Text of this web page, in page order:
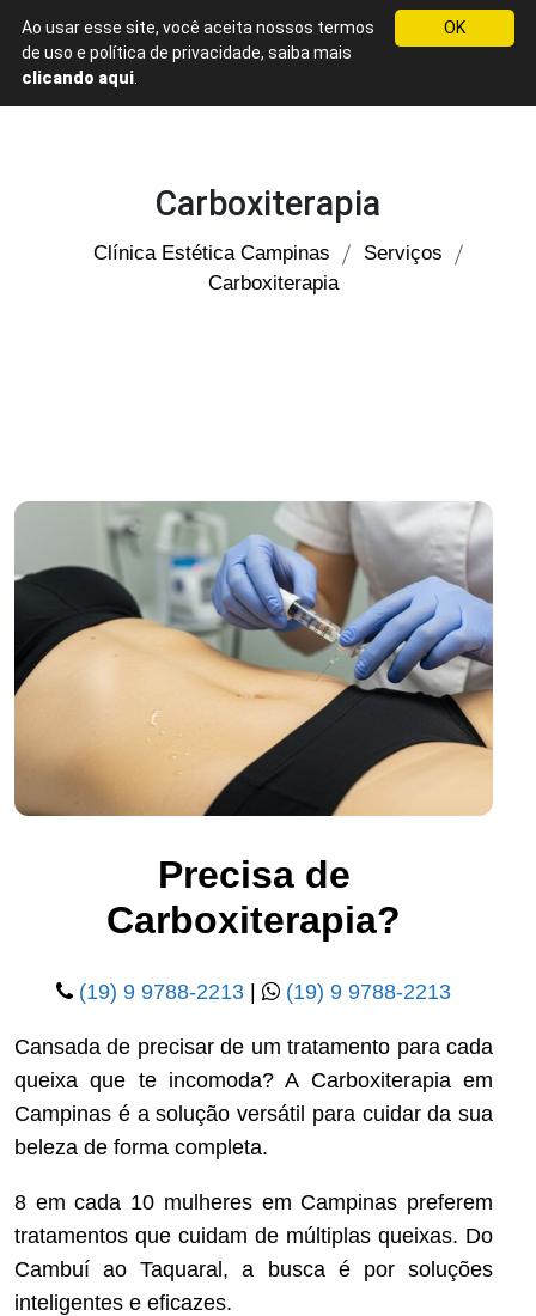
Clínica
Estética
em
Menu
Carboxiterapia
Clínica Estética Campinas
Serviços
Carboxiterapia
Precisa de
Carboxiterapia?
(19) 9 9788-2213 | (19) 9 9788-2213
Cansada de precisar de um tratamento para cada
queixa que te incomoda? A Carboxiterapia em
Campinas é a solução versátil para cuidar da sua
beleza de forma completa.
8 em cada 10 mulheres em Campinas preferem
tratamentos que cuidam de múltiplas queixas. Do
Cambuí ao Taquaral, a busca é por soluções
inteligentes e eficazes.
OK
Ao usar esse site, você aceita nossos termos
de uso e política de privacidade, saiba mais
clicando aqui